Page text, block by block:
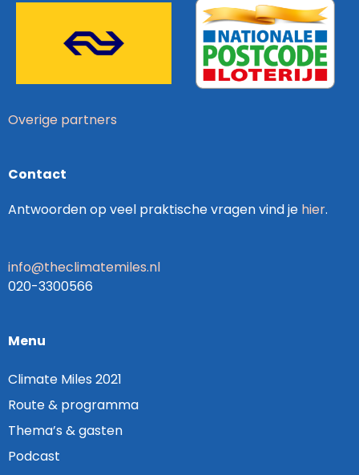
Overige partners
Contact
Antwoorden op veel praktische vragen vind je hier.
info@theclimatemiles.nl
020-3300566
Menu
Climate Miles 2021
Route & programma
Thema’s & gasten
Podcast